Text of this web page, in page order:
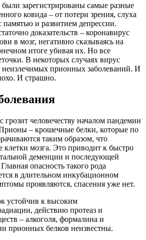
зарегистрированы самые разные
ковида – от потери зрения, слуха
памятью и развитием депрессии.
доказательств – коронавирус
в мозг, негативно сказываясь на
итоге убивая их. Но все
В некоторых случаях вирус
прионных заболеваний. И
И страшно.
грозит человечеству началом пандемии
– крошечные белки, которые по
таким образом, что
клетки мозга. Это приводит к быстро
деменции и последующей
опасность такого рода
в длительном инкубационном
проявляются, спасения уже нет.
устойчив к высоким
действию протеаз и
– алкоголя, формалина и
прионных белков неизвестны.